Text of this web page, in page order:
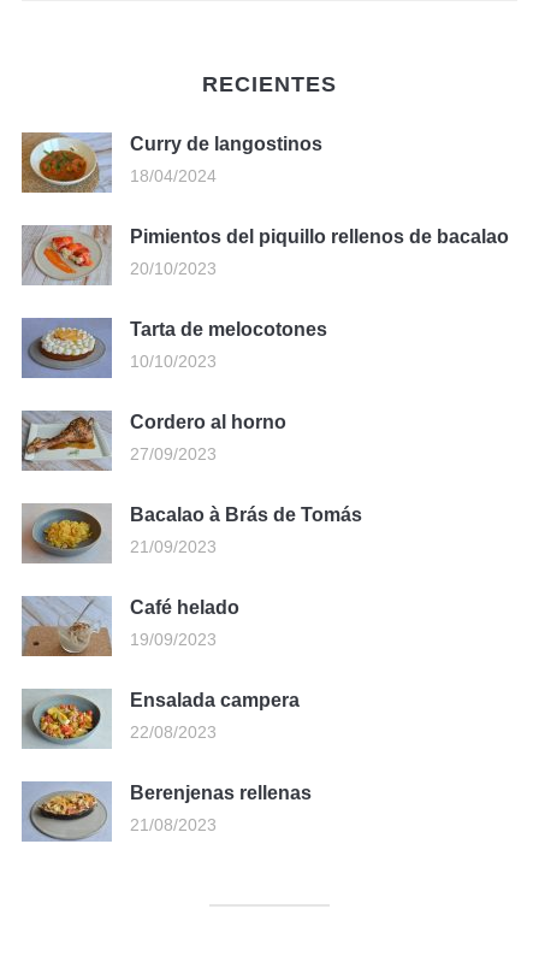
RECIENTES
Curry de langostinos
18/04/2024
Pimientos del piquillo rellenos de bacalao
20/10/2023
Tarta de melocotones
10/10/2023
Cordero al horno
27/09/2023
Bacalao à Brás de Tomás
21/09/2023
Café helado
19/09/2023
Ensalada campera
22/08/2023
Berenjenas rellenas
21/08/2023